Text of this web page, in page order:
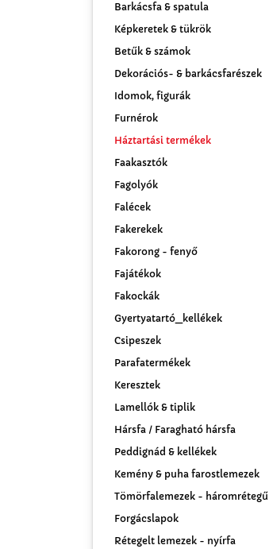
Barkácsfa & spatula
Képkeretek & tükrök
Betűk & számok
Dekorációs- & barkácsfarészek
Idomok, figurák
Furnérok
Háztartási termékek
Faakasztók
Fagolyók
Falécek
Fakerekek
Fakorong - fenyő
Fajátékok
Fakockák
Gyertyatartó_kellékek
Csipeszek
Parafatermékek
Keresztek
Lamellók & tiplik
Hársfa / Faragható hársfa
Peddignád & kellékek
Kemény & puha farostlemezek
Tömörfalemezek - háromrétegű
Forgácslapok
Rétegelt lemezek - nyírfa